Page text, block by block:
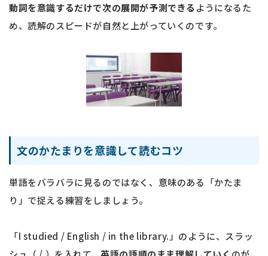
動詞を意識するだけで次の展開が予測できる ようになるた
め、読解のスピードが自然と上がっていくのです。
文のかたまりを意識して読むコツ
単語をバラバラに見るのではなく、意味のある「かたま
り」で捉える練習をしましょう。
「I studied / English / in the library.」のように、スラッ